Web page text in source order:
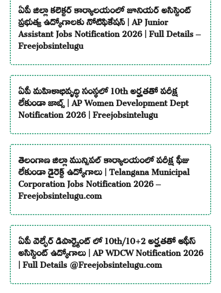
ఏపీ జిల్లా కలెక్టర్ కార్యాలయంలో జూనియర్ అసిస్టెంట్
ప్రభుత్వ ఉద్యోగాలకు నోటిఫికేషన్ | AP Junior
Assistant Jobs Notification 2026 | Full Details –
Freejobsintelugu
ఏపీ మహిళాభివృద్ధి సంస్థలో 10th అర్హతతో పరీక్ష
లేకుండా జాబ్స్ | AP Women Development Dept
Notification 2026 | Freejobsintelugu
తెలంగాణ జిల్లా మున్సిపల్ కార్యాలయంలో పరీక్ష ఫీజు
లేకుండా డైరెక్ట్ ఉద్యోగాలు | Telangana Municipal
Corporation Jobs Notification 2026 –
Freejobsintelugu.com
ఏపీ వెల్ఫేర్ డిపార్ట్మెంట్ లో 10th/10+2 అర్హతతో ఆఫీస్
అసిస్టెంట్ ఉద్యోగాలు | AP WDCW Notification 2026
| Full Details @Freejobsintelugu.com